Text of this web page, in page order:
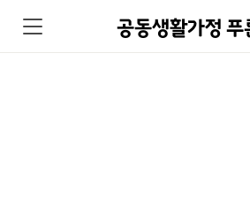
공동생활가정 푸